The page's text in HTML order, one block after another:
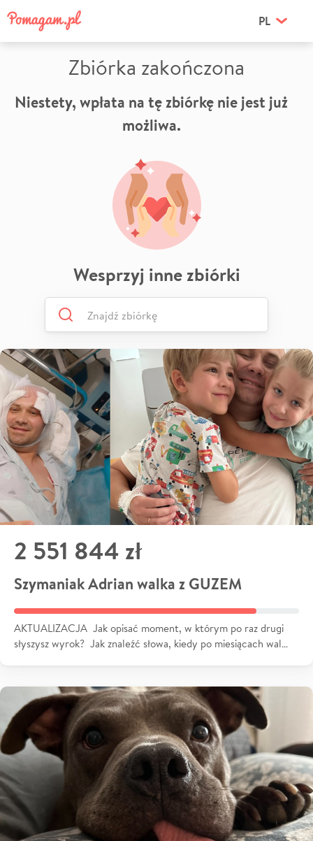
PL
Zbiórka zakończona
Niestety, wpłata na tę zbiórkę nie jest już
możliwa.
Wesprzyj inne zbiórki
2 551 844 zł
Szymaniak Adrian walka z GUZEM
AKTUALIZACJA Jak opisać moment, w którym po raz drugi
słyszysz wyrok? Jak znaleźć słowa, kiedy po miesiącach wal…